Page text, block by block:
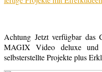
Achtung Jetzt verfügbar das
MAGIX Video deluxe
selbsterstellte Projekte plus